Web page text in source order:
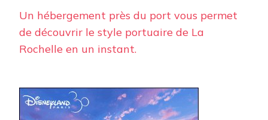
Un hébergement près du port vous permet
de découvrir le style portuaire de La
Rochelle en un instant.